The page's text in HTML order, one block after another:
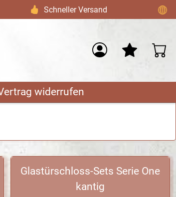
Schneller Versand
widerrufen
Glastürschloss-Sets Serie One
kantig